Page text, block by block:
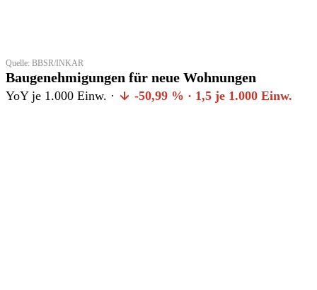
Quelle: BBSR/INKAR
Baugenehmigungen für neue Wohnungen
YoY je 1.000 Einw. · -50,99 % · 1,5 je 1.000 Einw.